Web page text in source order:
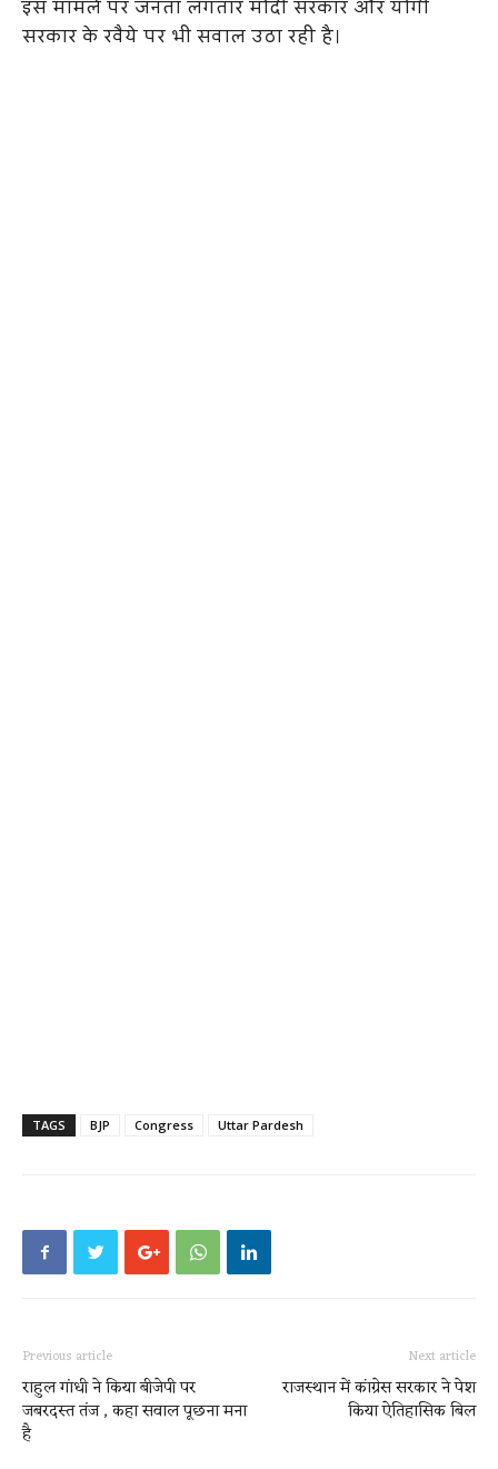
इस मामले पर जनता लगतार मोदी सरकार और योगी
सरकार के रवैये पर भी सवाल उठा रही है।
TAGS BJP Congress Uttar Pardesh
Previous article
राहुल गांधी ने किया बीजेपी पर
जबरदस्त तंज , कहा सवाल पूछना मना
है
Next article
राजस्थान में कांग्रेस सरकार ने पेश
किया ऐतिहासिक बिल